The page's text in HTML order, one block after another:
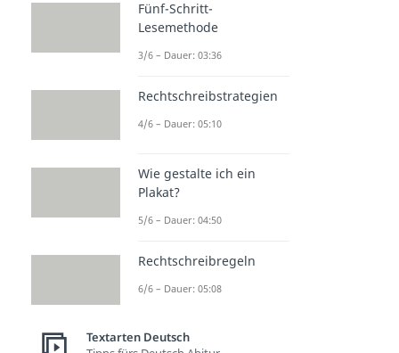
Fünf-Schritt-
Lesemethode
3/6 – Dauer: 03:36
Rechtschreibstrategien
4/6 – Dauer: 05:10
Wie gestalte ich ein
Plakat?
5/6 – Dauer: 04:50
Rechtschreibregeln
6/6 – Dauer: 05:08
Textarten Deutsch